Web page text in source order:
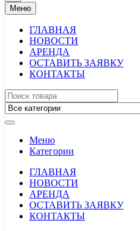
Меню
ГЛАВНАЯ
НОВОСТИ
АРЕНДА
ОСТАВИТЬ ЗАЯВКУ
КОНТАКТЫ
Меню
Категории
ГЛАВНАЯ
НОВОСТИ
АРЕНДА
ОСТАВИТЬ ЗАЯВКУ
КОНТАКТЫ